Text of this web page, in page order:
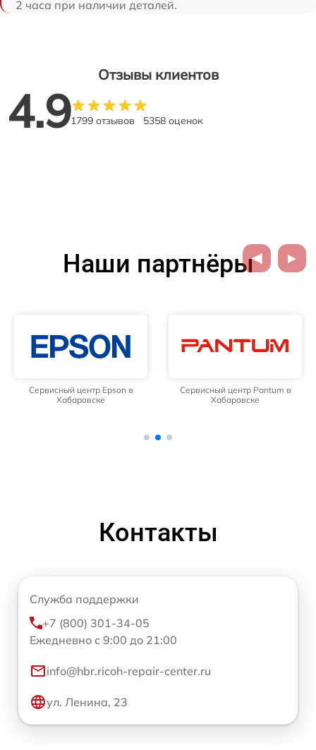
2 часа при наличии деталей.
Отзывы клиентов
4.91799 отзывов 5358 оценок
Наши партнёры
Сервисный центр Epson в
Хабаровске
Сервисный центр Pantum в
Хабаровске
Контакты
Служба поддержки
+7 (800) 301-34-05
Ежедневно с 9:00 до 21:00
info@hbr.ricoh-repair-center.ru
ул. Ленина, 23